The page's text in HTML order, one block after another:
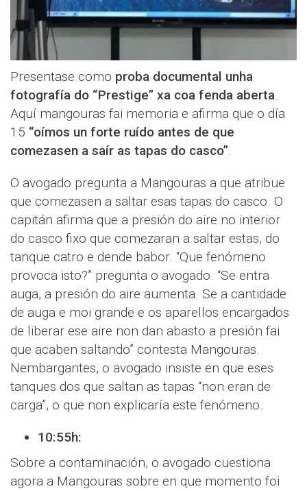
Presentase como proba documental unha
fotografía do “Prestige” xa coa fenda aberta
Aquí mangouras fai memoria e afirma que o día
15 “oímos un forte ruído antes de que
comezasen a saír as tapas do casco”
O avogado pregunta a Mangouras a que atribue
que comezasen a saltar esas tapas do casco. O
capitán afirma que a presión do aire no interior
do casco fixo que comezaran a saltar estas, do
tanque catro e dende babor. “Que fenómeno
provoca isto?” pregunta o avogado. “Se entra
auga, a presión do aire aumenta. Se a cantidade
de auga e moi grande e os aparellos encargados
de liberar ese aire non dan abasto a presión fai
que acaben saltando” contesta Mangouras.
Nembargantes, o avogado insiste en que eses
tanques dos que saltan as tapas “non eran de
carga”, o que non explicaría este fenómeno.
10:55h:
Sobre a contaminación, o avogado cuestiona
agora a Mangouras sobre en que momento foi